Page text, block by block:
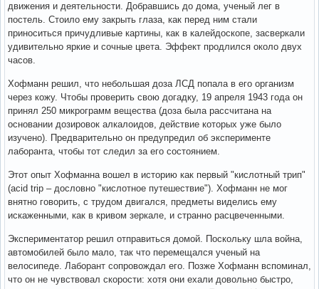
движения и деятельности. Добравшись до дома, ученый лег в
постель. Стоило ему закрыть глаза, как перед ним стали
приноситься причудливые картины, как в калейдоскопе, засверкали
удивительно яркие и сочные цвета. Эффект продлился около двух
часов.
Хофманн решил, что небольшая доза ЛСД попала в его организм
через кожу. Чтобы проверить свою догадку, 19 апреля 1943 года он
принял 250 микрограмм вещества (доза была рассчитана на
основании дозировок алкалоидов, действие которых уже было
изучено). Предварительно он предупредил об эксперименте
лаборанта, чтобы тот следил за его состоянием.
Этот опыт Хофманна вошел в историю как первый "кислотный трип"
(acid trip – дословно "кислотное путешествие"). Хофманн не мог
внятно говорить, с трудом двигался, предметы виделись ему
искаженными, как в кривом зеркале, и странно расцвеченными.
Экспериментатор решил отправиться домой. Поскольку шла война,
автомобилей было мало, так что перемещался ученый на
велосипеде. Лаборант сопровождал его. Позже Хофманн вспоминал,
что он не чувствовал скорости: хотя они ехали довольно быстро,